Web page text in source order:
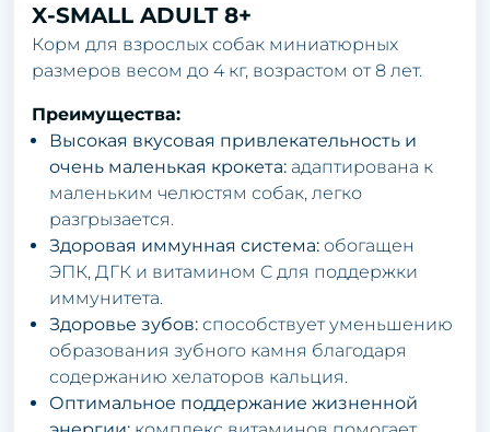
X-SMALL ADULT 8+
Корм для взрослых собак миниатюрных
размеров весом до 4 кг, возрастом от 8 лет.
Преимущества:
Высокая вкусовая привлекательность и
очень маленькая крокета: адаптирована к
маленьким челюстям собак, легко
разгрызается.
Здоровая иммунная система: обогащен
ЭПК, ДГК и витамином C для поддержки
иммунитета.
Здоровье зубов: способствует уменьшению
образования зубного камня благодаря
содержанию хелаторов кальция.
Оптимальное поддержание жизненной